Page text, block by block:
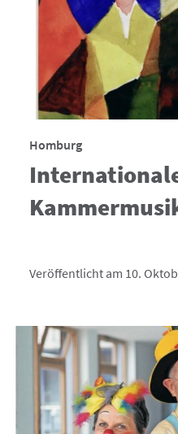
Homburg
Veröffentlicht am 10.